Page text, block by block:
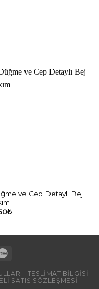
ve Cep Detaylı Bej
₺
TESLİMAT BİLGİSİ
SATIŞ SÖZLEŞMESI